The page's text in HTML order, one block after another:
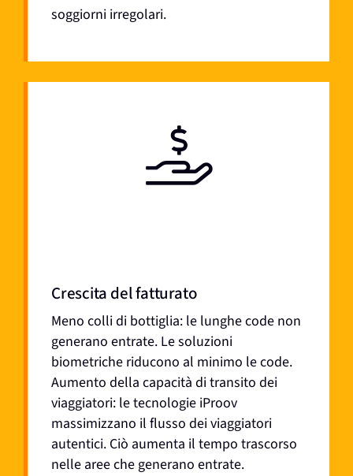
soggiorni irregolari.
Crescita del fatturato
Meno colli di bottiglia: le lunghe code non
generano entrate. Le soluzioni
biometriche riducono al minimo le code.
Aumento della capacità di transito dei
viaggiatori: le tecnologie iProov
massimizzano il flusso dei viaggiatori
autentici. Ciò aumenta il tempo trascorso
nelle aree che generano entrate.